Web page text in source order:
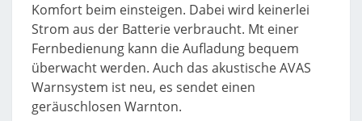
Komfort beim einsteigen. Dabei wird keinerlei
Strom aus der Batterie verbraucht. Mt einer
Fernbedienung kann die Aufladung bequem
überwacht werden. Auch das akustische AVAS
Warnsystem ist neu, es sendet einen
geräuschlosen Warnton.